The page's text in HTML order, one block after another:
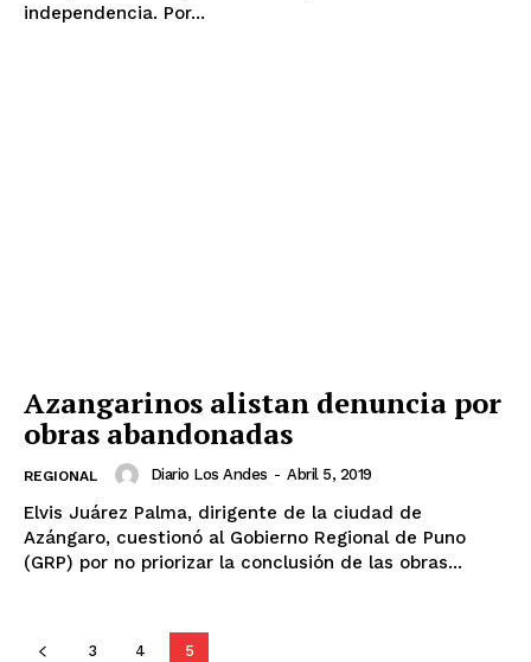
independencia. Por...
Azangarinos alistan denuncia por
obras abandonadas
REGIONAL Diario Los Andes - Abril 5, 2019
Elvis Juárez Palma, dirigente de la ciudad de
Azángaro, cuestionó al Gobierno Regional de Puno
(GRP) por no priorizar la conclusión de las obras...
3 4 5